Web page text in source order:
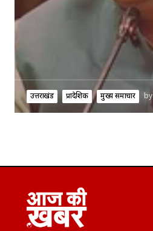
उत्तराखंड प्रादेशिक मुख्य समाचार by